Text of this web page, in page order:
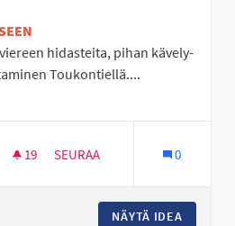
hidasteita, pihan kävely-
Toukontiellä....
Itäinen Seinäjoki
19 19 SEURAAJAA
SEURAA 0
NÄYTÄ IDEA